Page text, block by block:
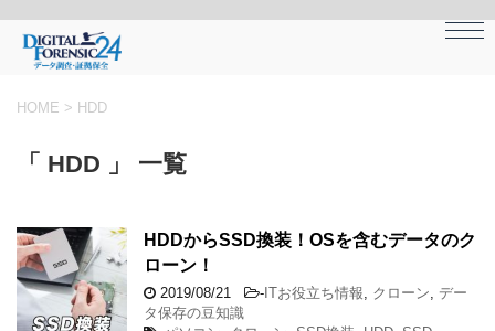
HOME > HDD
「 HDD 」 一覧
HDDからSSD換装！OSを含むデータのク
ローン！
2019/08/21 -ITお役立ち情報 クローン デー
タ保存の豆知識